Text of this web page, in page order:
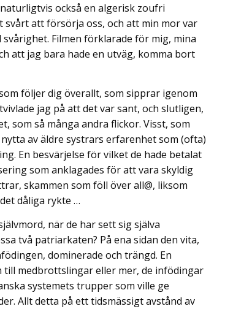
också en algerisk zoufri
svårt att försörja oss, och att min mor var
Filmen förklarade för mig, mina
att jag bara hade en utväg, komma bort
följer dig överallt, som sipprar igenom
jag på att det var sant, och slutligen,
som så många andra flickor. Visst, som
av äldre systrars erfarenhet som (ofta)
En besvärjelse för vilket de hade betalat
som anklagades för att vara skyldig
skammen som föll över all@, liksom
dåliga rykte …
när de har sett sig själva
två patriarkaten? På ena sidan den vita,
dominerade och trängd. En
medbrottslingar eller mer, de infödingar
systemets trupper som ville ge
Allt detta på ett tidsmässigt avstånd av